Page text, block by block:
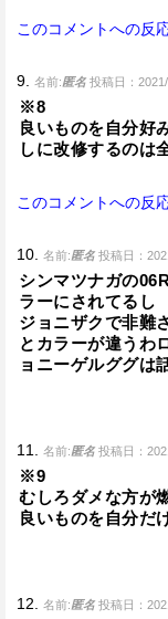
このコメントへの反
9. 名前:匿名 投稿日：
※8
良いものを自分好
しに改修するのは
このコメントへの反
10. 名前:匿名 投稿日：
シンマツナガの
ラーにされてるし
ジョニザクで非難
とカラーが違うわ
ョニーゲルググは
11. 名前:匿名 投稿日：
※9
むしろダメな方が
良いものを自分だ
12. 名前:匿名 投稿日：